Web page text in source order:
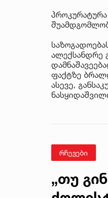
ალექსანდრე
ფაქტზე
ასევე,
რჩევები
„თუ